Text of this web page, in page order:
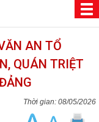
AN TỔ
QUÁN TRIỆT
08/05/2026